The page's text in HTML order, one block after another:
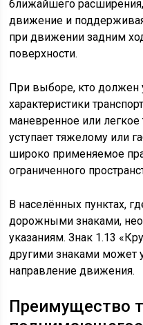
ближайшего
движение и
при движении задним
поверхности.
При выборе, кто должен
характеристики
маневренное или легкое
уступает тяжелому или
широко применяемое
ограниченного
В населённых пунктах,
дорожными знаками,
указаниям. Знак 1.13
другими знаками может
направление движения.
Преимущество